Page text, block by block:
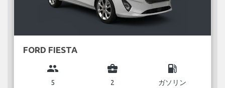
FORD FIESTA
group
5
business_center
2
local_gas_station
ガソリン